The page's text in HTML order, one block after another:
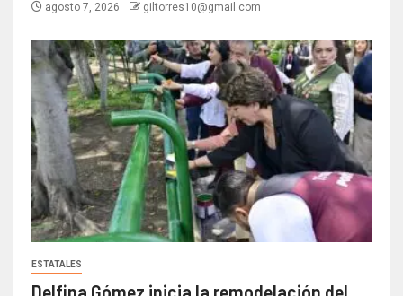
agosto 7, 2026 giltorres10@gmail.com
ESTATALES